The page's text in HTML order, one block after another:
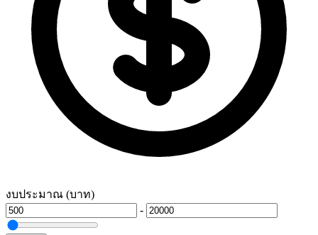
งบประมาณ (บาท)
-